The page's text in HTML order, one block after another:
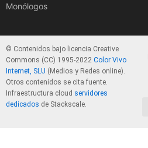
Monólogos
© Contenidos bajo licencia Creative
Commons (CC) 1995-2022 Color Vivo
Internet, SLU (Medios y Redes online).
Otros contenidos se cita fuente.
Infraestructura cloud servidores
dedicados de Stackscale.